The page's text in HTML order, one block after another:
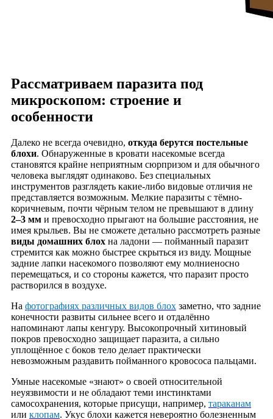
Рассматриваем паразита под
микроскопом: строение и
особенности
Далеко не всегда очевидно, откуда берутся постельные
блохи. Обнаруженные в кровати насекомые всегда
становятся крайне неприятным сюрпризом и для обычного
человека выглядят одинаково. Без специальных
инструментов разглядеть какие-либо видовые отличия не
представляется возможным. Мелкие паразиты с тёмно-
коричневым, почти чёрным телом не превышают в длину
2–3 мм и превосходно прыгают на большие расстояния, не
имея крыльев. Вы не сможете детально рассмотреть разные
виды домашних блох на ладони — пойманный паразит
стремится как можно быстрее скрыться из виду. Мощные
задние лапки насекомого позволяют ему молниеносно
перемещаться, и со стороны кажется, что паразит просто
растворился в воздухе.
На фотографиях различных видов блох заметно, что задние
конечности развиты сильнее всего и отдалённо
напоминают лапы кенгуру. Высокопрочный хитиновый
покров превосходно защищает паразита, а сильно
уплощённое с боков тело делает практически
невозможным раздавить пойманного кровососа пальцами.
Умные насекомые «знают» о своей относительной
неуязвимости и не обладают теми инстинктами
самосохранения, которые присущи, например, тараканам
или клопам. Укус блохи кажется невероятно болезненным